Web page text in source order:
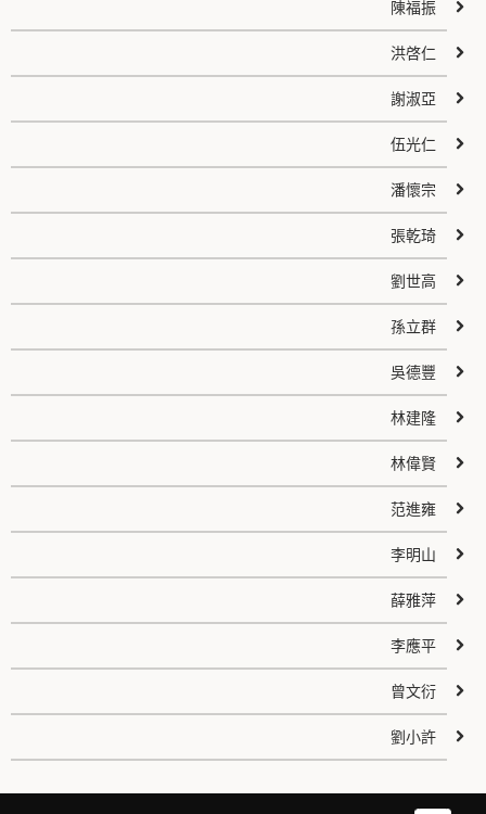
陳福振
洪啓仁
謝淑亞
伍光仁
潘懷宗
張乾琦
劉世高
孫立群
吳德豐
林建隆
林偉賢
范進雍
李明山
薛雅萍
李應平
曾文衍
劉小許